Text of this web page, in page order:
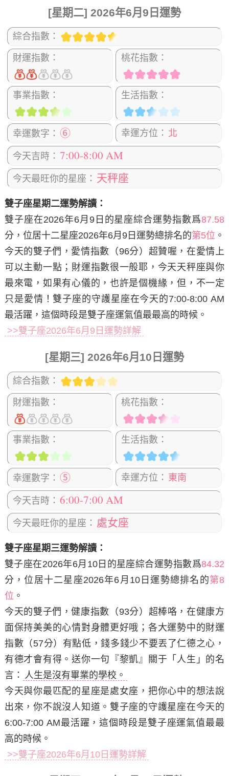
[星期二] 2026年6月9日運勢
綜合指數：
財運指數： 桃花指數：
事業指數： 生活指數：
幸運數字： ⑥ 幸運方位： 北
今天吉時： 7:00-8:00 AM
今天最旺你的星座： 天秤座
雙子座星期二運勢解讀：
雙子座在2026年6月9日 的星座綜合運勢指數爲87.58
分，位居十二星座2026年6月9日運勢總排名的第5位 。
今天的雙子們，愛情指數（96分）超贊喔，在愛情上
可以主動一點；財運指數很一般耶，今天天秤座與你
最來電，如果有心儀的，也許是個機緣，但，不一定
只是愛情！雙子座的守護星座在今天的7:00-8:00 AM
最活躍，這個時段是雙子座運氣值最最高的時候。
>>雙子座2026年6月9日運勢詳解
[星期三] 2026年6月10日運勢
綜合指數：
財運指數： 桃花指數：
事業指數： 生活指數：
幸運數字： ⑤ 幸運方位： 東南
今天吉時： 6:00-7:00 AM
今天最旺你的星座： 處女座
雙子座星期三運勢解讀：
雙子座在2026年6月10日 的星座綜合運勢指數爲84.32
分，位居十二星座2026年6月10日運勢總排名的第8
位 。
今天的雙子們，健康指數（93分）超棒咯，在健康方
面保持美美的心情對身體更好哦；各大運勢中的財運
指數（57分）有點低，錢多錢少不要丟了仁德之心，
有德才會有得。送你一句『黎凱』關于「人生」的名
言： 人生是沒有畢業的學校。
今天與你最匹配的星座是處女座，把你心中的想法說
出來，你不說沒人知道。雙子座的守護星座在今天的
6:00-7:00 AM最活躍，這個時段是雙子座運氣值最最
高的時候。
>>雙子座2026年6月10日運勢詳解